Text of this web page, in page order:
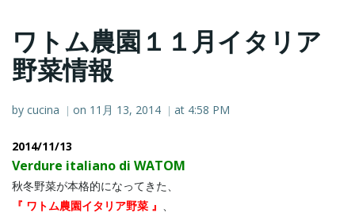
ワトム農園１１月イタリア
野菜情報
by cucina | on 11月 13, 2014 | at 4:58 PM
2014/11/13
Verdure italiano di WATOM
秋冬野菜が本格的になってきた、
『 ワトム農園イタリア野菜 』 、